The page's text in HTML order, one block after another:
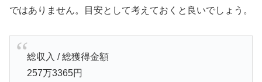
ではありません。目安として考えておくと良いでしょう。
総収入 / 総獲得金額
257万3365円